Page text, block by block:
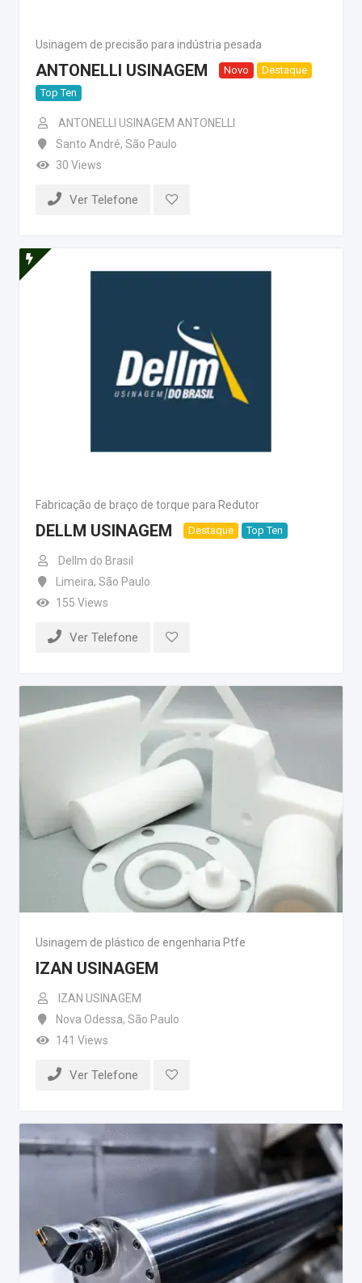
Usinagem de precisão para indústria pesada
ANTONELLI USINAGEM Novo
Destaque
Top Ten
ANTONELLI USINAGEM ANTONELLI
Santo André, São Paulo
30 Views
Ver Telefone
Fabricação de braço de torque para Redutor
DELLM USINAGEM Destaque Top Ten
Dellm do Brasil
Limeira, São Paulo
155 Views
Ver Telefone
Usinagem de plástico de engenharia Ptfe
IZAN USINAGEM
IZAN USINAGEM
Nova Odessa, São Paulo
141 Views
Ver Telefone